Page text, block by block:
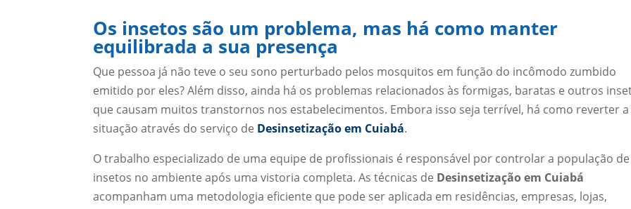
Os insetos são um problema, mas há como manter
equilibrada a sua presença
Que pessoa já não teve o seu sono perturbado pelos mosquitos em função do incômodo zumbido
emitido por eles? Além disso, ainda há os problemas relacionados às formigas, baratas e outros
que causam muitos transtornos nos estabelecimentos. Embora isso seja terrível, há como reverter a
situação através do serviço de Desinsetização em Cuiabá.
O trabalho especializado de uma equipe de profissionais é responsável por controlar a população de
insetos no ambiente após uma vistoria completa. As técnicas de Desinsetização em Cuiabá
acompanham uma metodologia eficiente que pode ser aplicada em residências, empresas, lojas,